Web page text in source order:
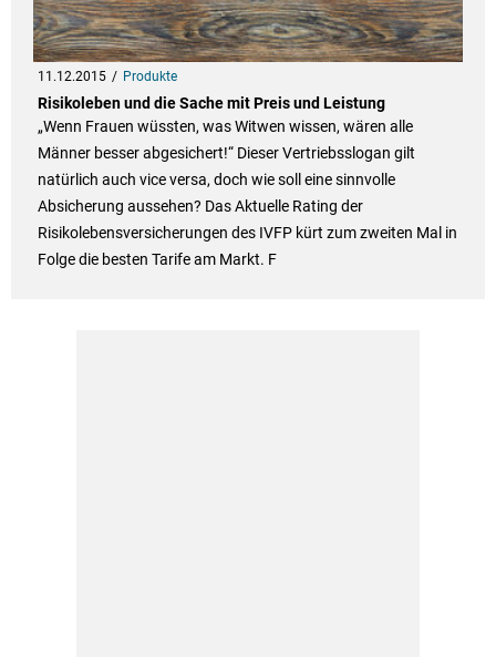
11.12.2015 Produkte
Risikoleben und die Sache mit Preis und Leistung
„Wenn Frauen wüssten, was Witwen wissen, wären alle
Männer besser abgesichert!“ Dieser Vertriebsslogan gilt
natürlich auch vice versa, doch wie soll eine sinnvolle
Absicherung aussehen? Das Aktuelle Rating der
Risikolebensversicherungen des IVFP kürt zum zweiten Mal in
Folge die besten Tarife am Markt. F